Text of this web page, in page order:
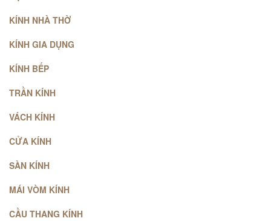
KÍNH NHÀ THỜ
KÍNH GIA DỤNG
KÍNH BẾP
TRẦN KÍNH
VÁCH KÍNH
CỬA KÍNH
SÀN KÍNH
MÁI VÒM KÍNH
CẦU THANG KÍNH